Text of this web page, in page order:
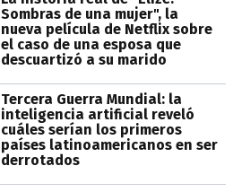
Sombras de una mujer", la
nueva película de Netflix sobre
el caso de una esposa que
descuartizó a su marido
Tercera Guerra Mundial: la
inteligencia artificial reveló
cuáles serían los primeros
países latinoamericanos en ser
derrotados